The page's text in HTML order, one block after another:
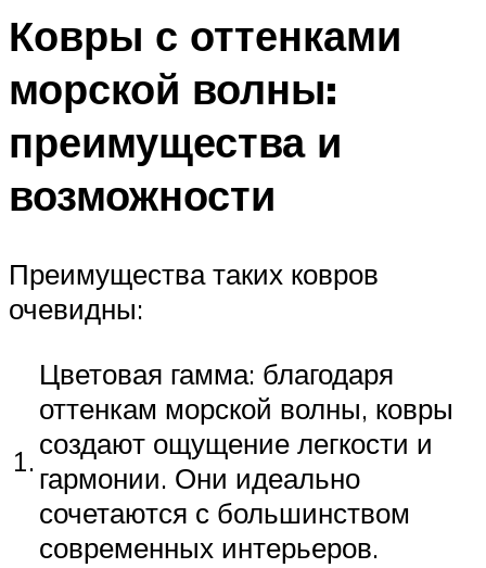
Ковры с оттенками
морской волны:
преимущества и
возможности
Преимущества таких ковров
очевидны:
1.
Цветовая гамма: благодаря
оттенкам морской волны, ковры
создают ощущение легкости и
гармонии. Они идеально
сочетаются с большинством
современных интерьеров.